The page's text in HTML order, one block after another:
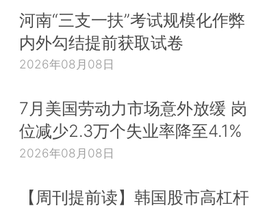
河南“三支一扶”考试规模化作弊
内外勾结提前获取试卷
2026年08月08日
7月美国劳动力市场意外放缓 岗
位减少2.3万个失业率降至4.1%
2026年08月08日
【周刊提前读】韩国股市高杠杆